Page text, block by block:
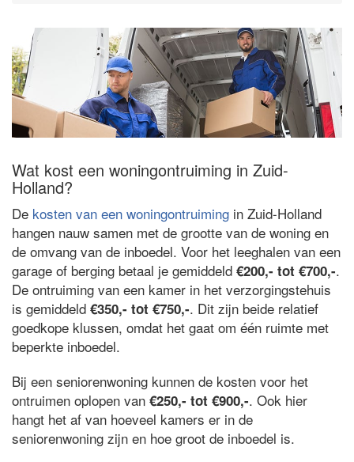
Wat kost een woningontruiming in Zuid-
Holland?
De kosten van een woningontruiming in Zuid-Holland
hangen nauw samen met de grootte van de woning en
de omvang van de inboedel. Voor het leeghalen van een
garage of berging betaal je gemiddeld €200,- tot €700,-.
De ontruiming van een kamer in het verzorgingstehuis
is gemiddeld €350,- tot €750,-. Dit zijn beide relatief
goedkope klussen, omdat het gaat om één ruimte met
beperkte inboedel.
Bij een seniorenwoning kunnen de kosten voor het
ontruimen oplopen van €250,- tot €900,-. Ook hier
hangt het af van hoeveel kamers er in de
seniorenwoning zijn en hoe groot de inboedel is.